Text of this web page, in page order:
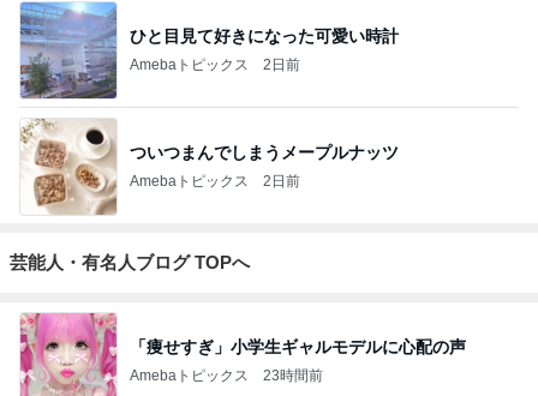
ひと目見て好きになった可愛い時計
Amebaトピックス 2日前
ついつまんでしまうメープルナッツ
Amebaトピックス 2日前
芸能人・有名人ブログ TOPへ
「痩せすぎ」小学生ギャルモデルに心配の声
Amebaトピックス 23時間前